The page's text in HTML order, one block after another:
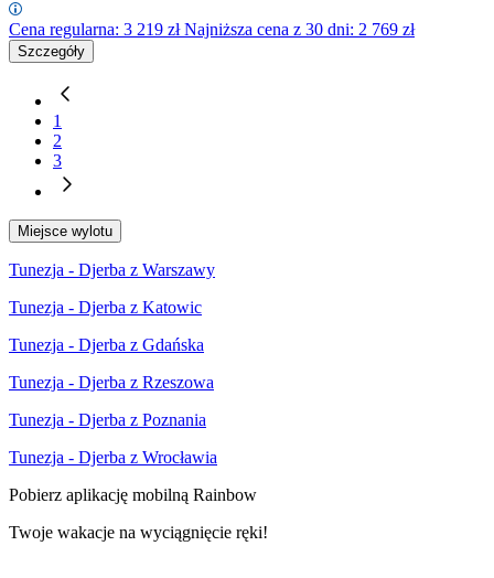
Cena regularna: 3 219 złNajniższa cena z 30 dni: 2 769 zł
Szczegóły
1
2
3
Miejsce wylotu
Tunezja - Djerba z Warszawy
Tunezja - Djerba z Katowic
Tunezja - Djerba z Gdańska
Tunezja - Djerba z Rzeszowa
Tunezja - Djerba z Poznania
Tunezja - Djerba z Wrocławia
Pobierz aplikację mobilną Rainbow
Twoje wakacje na wyciągnięcie ręki!